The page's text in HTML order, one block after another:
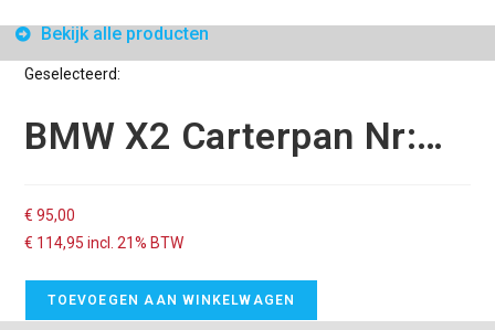
Bekijk alle producten
Geselecteerd:
BMW X2 Carterpan Nr:…
€ 95,00
€ 114,95 incl. 21% BTW
TOEVOEGEN AAN WINKELWAGEN